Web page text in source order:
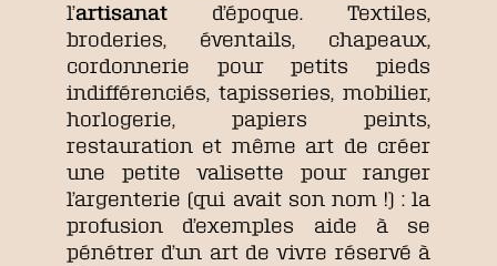
l’artisanat d’époque. Textiles,
broderies, éventails, chapeaux,
cordonnerie pour petits pieds
indifférenciés, tapisseries, mobilier,
horlogerie, papiers peints,
restauration et même art de créer
une petite valisette pour ranger
l’argenterie (qui avait son nom !) : la
profusion d’exemples aide à se
pénétrer d’un art de vivre réservé à